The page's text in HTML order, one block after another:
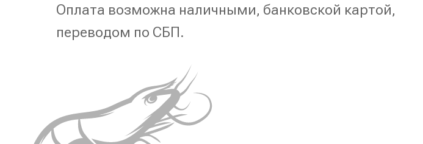
Оплата возможна наличными, банковской картой,
переводом по СБП.